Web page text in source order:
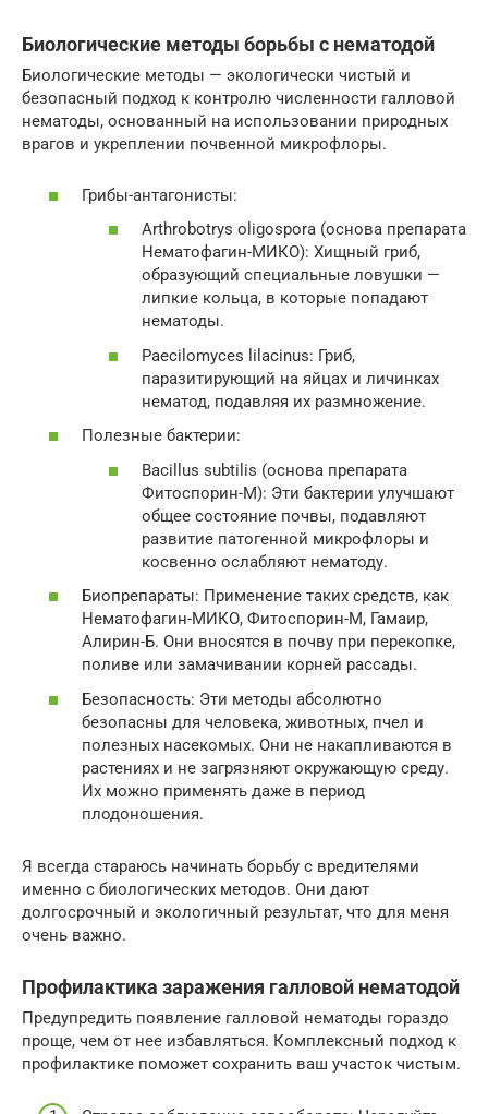
Биологические методы борьбы с нематодой
Биологические методы — экологически чистый и
безопасный подход к контролю численности галловой
нематоды, основанный на использовании природных
врагов и укреплении почвенной микрофлоры.
Грибы-антагонисты:
Arthrobotrys oligospora (основа препарата
Нематофагин-МИКО): Хищный гриб,
образующий специальные ловушки —
липкие кольца, в которые попадают
нематоды.
Paecilomyces lilacinus: Гриб,
паразитирующий на яйцах и личинках
нематод, подавляя их размножение.
Полезные бактерии:
Bacillus subtilis (основа препарата
Фитоспорин-М): Эти бактерии улучшают
общее состояние почвы, подавляют
развитие патогенной микрофлоры и
косвенно ослабляют нематоду.
Биопрепараты: Применение таких средств, как
Нематофагин-МИКО, Фитоспорин-М, Гамаир,
Алирин-Б. Они вносятся в почву при перекопке,
поливе или замачивании корней рассады.
Безопасность: Эти методы абсолютно
безопасны для человека, животных, пчел и
полезных насекомых. Они не накапливаются в
растениях и не загрязняют окружающую среду.
Их можно применять даже в период
плодоношения.
Я всегда стараюсь начинать борьбу с вредителями
именно с биологических методов. Они дают
долгосрочный и экологичный результат, что для меня
очень важно.
Профилактика заражения галловой нематодой
Предупредить появление галловой нематоды гораздо
проще, чем от нее избавляться. Комплексный подход к
профилактике поможет сохранить ваш участок чистым.